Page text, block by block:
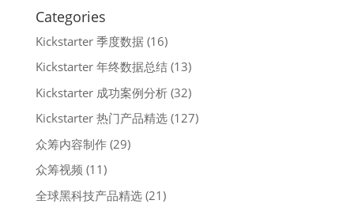
Categories
Kickstarter 季度数据(16)
Kickstarter 年终数据总结(13)
Kickstarter 成功案例分析(32)
Kickstarter 热门产品精选(127)
众筹内容制作(29)
众筹视频 (11)
全球黑科技产品精选(21)